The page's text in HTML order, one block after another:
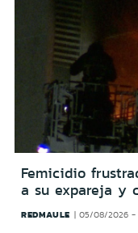
Femicidio
a su expareja y
REDMAULE 05/08/2026 -